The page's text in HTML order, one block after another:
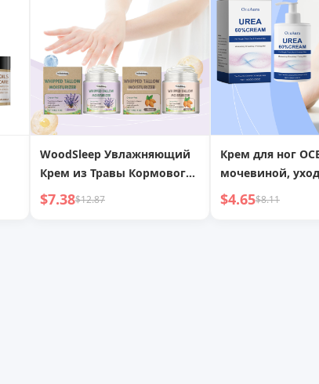
WoodSleep Увлажняющий
Крем из Травы Кормового
Скота Нежный
Увлажняющий
$7.38$12.87
Крем для ног
мочевиной,
питательный,
$4.65$8.11